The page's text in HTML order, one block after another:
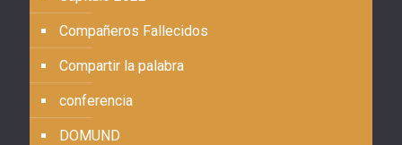
Compañeros Fallecidos
Compartir la palabra
conferencia
DOMUND